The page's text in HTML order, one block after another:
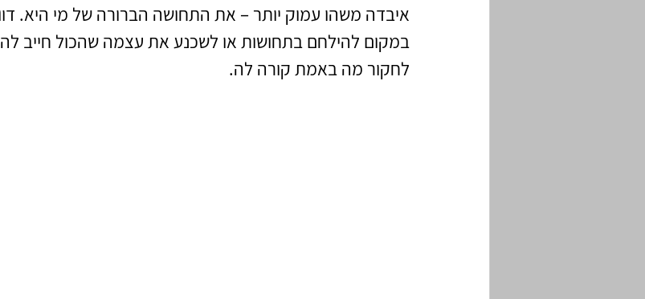
איבדה משהו עמוק יותר – את התחושה הברורה של מי היא.
במקום להילחם בתחושות או לשכנע את עצמה שהכול חייב
לחקור מה באמת קורה לה.